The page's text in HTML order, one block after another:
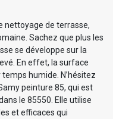
nettoyage de terrasse,
Sachez que plus les
se développe sur la
En effet, la surface
humide. N’hésitez
peinture 85, qui est
le 85550. Elle utilise
et efficaces qui